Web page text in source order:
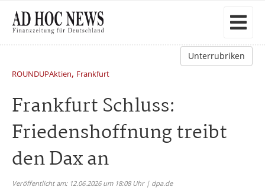
Unterrubriken
ROUNDUPAktien, Frankfurt
Frankfurt Schluss:
Friedenshoffnung treibt
den Dax an
Veröffentlicht am: 12.06.2026 um 18:08 Uhr | dpa.de